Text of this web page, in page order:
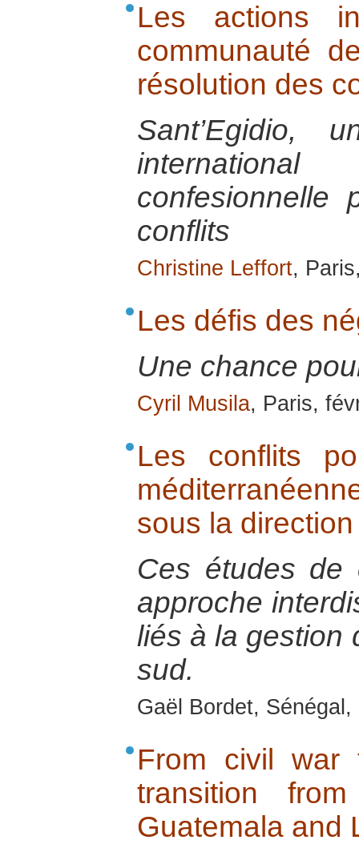
Les actions
communauté
résolution des
Sant’Egidio,
confesionnelle
conflits
Christine Leffort,
Les défis des
Une chance
Cyril Musila, Paris,
Les conflits
sous la
Ces études de
approche
liés à la gestion
sud.
Gaël Bordet,
From civil
transition
Guatemala and